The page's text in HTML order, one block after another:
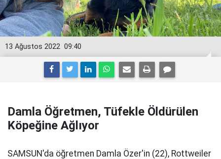
09:40
13 Ağustos 2022
Damla Öğretmen, Tüfekle Öldürülen
Köpeğine Ağlıyor
SAMSUN'da öğretmen Damla Özer'in (22), Rottweiler